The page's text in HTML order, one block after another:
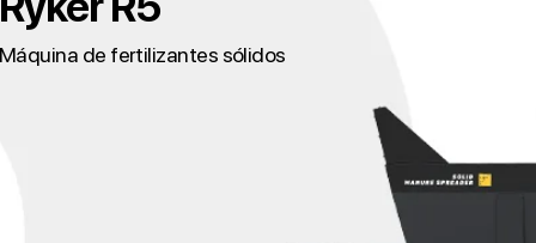
Máquina de fertilizantes sólidos